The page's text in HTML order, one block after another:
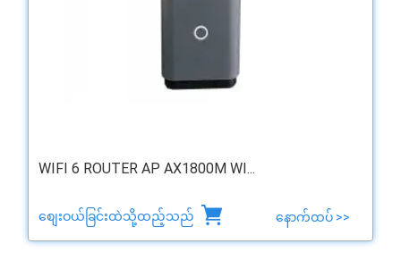
WIFI 6 ROUTER AP AX1800M WI...
စျေးဝယ်ခြင်းထဲသို့ထည့်သည် နောက်ထပ် >>